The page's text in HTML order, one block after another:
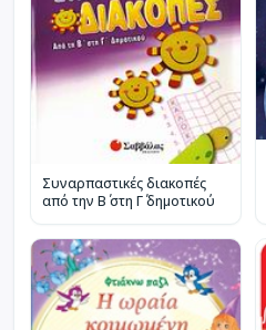
Συναρπαστικές διακοπές
από την Β΄ στη Γ΄ δημοτικού